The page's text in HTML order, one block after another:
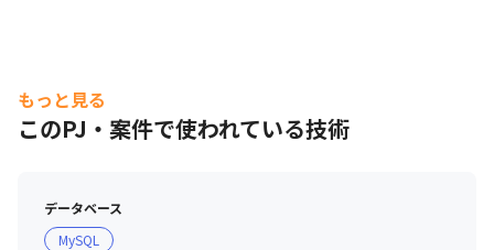
もっと見る
このPJ・案件で使われている技術
データベース
MySQL